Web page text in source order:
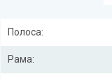
Полоса:
Рама: